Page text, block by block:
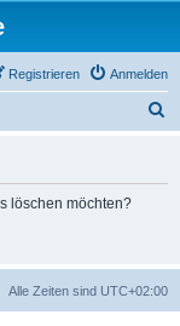
Anmelden
Registrieren
löschen möchten?
Alle Zeiten sind UTC+02:00